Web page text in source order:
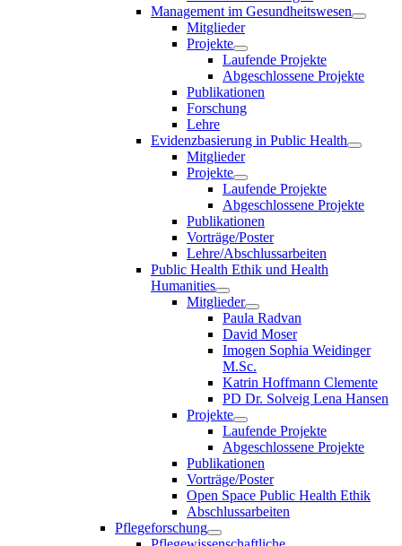
Management im Gesundheitswesen
Mitglieder
Projekte
Laufende Projekte
Abgeschlossene Projekte
Publikationen
Forschung
Lehre
Evidenzbasierung in Public Health
Mitglieder
Projekte
Laufende Projekte
Abgeschlossene Projekte
Publikationen
Vorträge/Poster
Lehre/Abschlussarbeiten
Public Health Ethik und Health
Humanities
Mitglieder
Paula Radvan
David Moser
Imogen Sophia Weidinger
M.Sc.
Katrin Hoffmann Clemente
PD Dr. Solveig Lena Hansen
Projekte
Laufende Projekte
Abgeschlossene Projekte
Publikationen
Vorträge/Poster
Open Space Public Health Ethik
Abschlussarbeiten
Pflegeforschung